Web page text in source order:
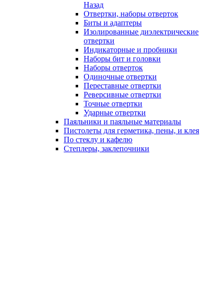
Назад
Отвертки, наборы отверток
Биты и адаптеры
Изолированные диэлектрические
отвертки
Индикаторные и пробники
Наборы бит и головки
Наборы отверток
Одиночные отвертки
Переставные отвертки
Реверсивные отвертки
Точные отвертки
Ударные отвертки
Паяльники и паяльные материалы
Пистолеты для герметика, пены, и клея
По стеклу и кафелю
Степлеры, заклепочники